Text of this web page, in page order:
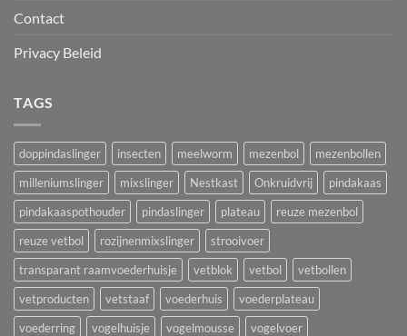
Contact
Privacy Beleid
TAGS
doppindaslinger insecten meelworm mezenbol
mezenbollen
milleniumslinger
mixslinger Nestkast Onkruidvrij
pindakaas
pindakaaspothouder
pindaslinger plateau
reuze mezenbol
reuze vetbol
rozijnenmixslinger
strooivoer
transparant raamvoederhuisje
vetblok vetbol
vetbollen
vetproducten
vetstaaf voederhuis
voederplateau
voederring
vogelhuisje vogelmousse
vogelvoer